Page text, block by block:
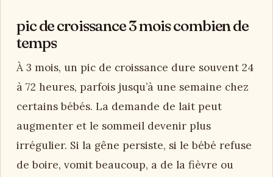
pic de croissance 3 mois combien de
temps
À 3 mois, un pic de croissance dure souvent 24
à 72 heures, parfois jusqu’à une semaine chez
certains bébés. La demande de lait peut
augmenter et le sommeil devenir plus
irrégulier. Si la gêne persiste, si le bébé refuse
de boire, vomit beaucoup, a de la fièvre ou